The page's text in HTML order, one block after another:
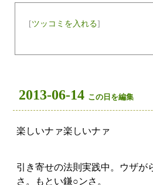
[ツッコミを入れる]
2013-06-14 この日を編集
楽しいナァ楽しいナァ
引き寄せの法則実践中。ウザが
さ。もとい鎌○ンさ。